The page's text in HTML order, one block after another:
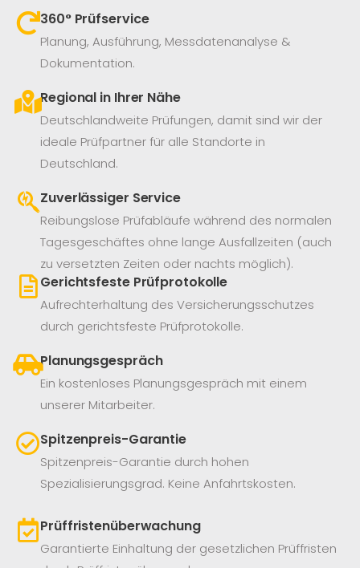
360° Prüfservice​
Planung, Ausführung, Messdatenanalyse &
Dokumentation.
Regional in Ihrer Nähe
Deutschlandweite Prüfungen, damit sind wir der
ideale Prüfpartner für alle Standorte in
Deutschland.
Zuverlässiger Service
Reibungslose Prüfabläufe während des normalen
Tagesgeschäftes ohne lange Ausfallzeiten (auch
zu versetzten Zeiten oder nachts möglich).
Gerichtsfeste Prüfprotokolle
Aufrechterhaltung des Versicherungsschutzes
durch gerichtsfeste Prüfprotokolle.
Planungsgespräch
Ein kostenloses Planungsgespräch mit einem
unserer Mitarbeiter.
Spitzenpreis-Garantie
Spitzenpreis-Garantie durch hohen
Spezialisierungsgrad. Keine Anfahrtskosten.
Prüffristenüberwachung
Garantierte Einhaltung der gesetzlichen Prüffristen